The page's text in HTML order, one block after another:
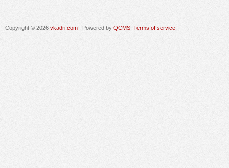
Copyright © 2026 vkadri.com . Powered by QCMS Terms of service.